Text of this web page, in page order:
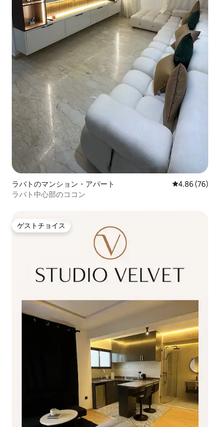
ラバトのマンション・アパート レビュー76
4.86 (76)
ラバト中心部のココン
ゲストチョイス
ゲストチョイス